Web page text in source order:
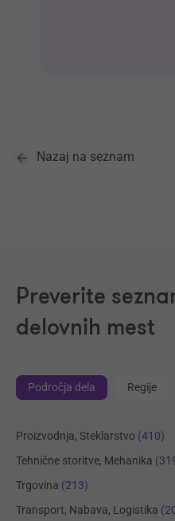
Nazaj na seznam
Preverite
delovnih mest
Področja dela Regije
Proizvodnja, Steklarstvo (410)
Tehnične storitve, Mehanika
Trgovina (213)
Transport, Nabava, Logistika